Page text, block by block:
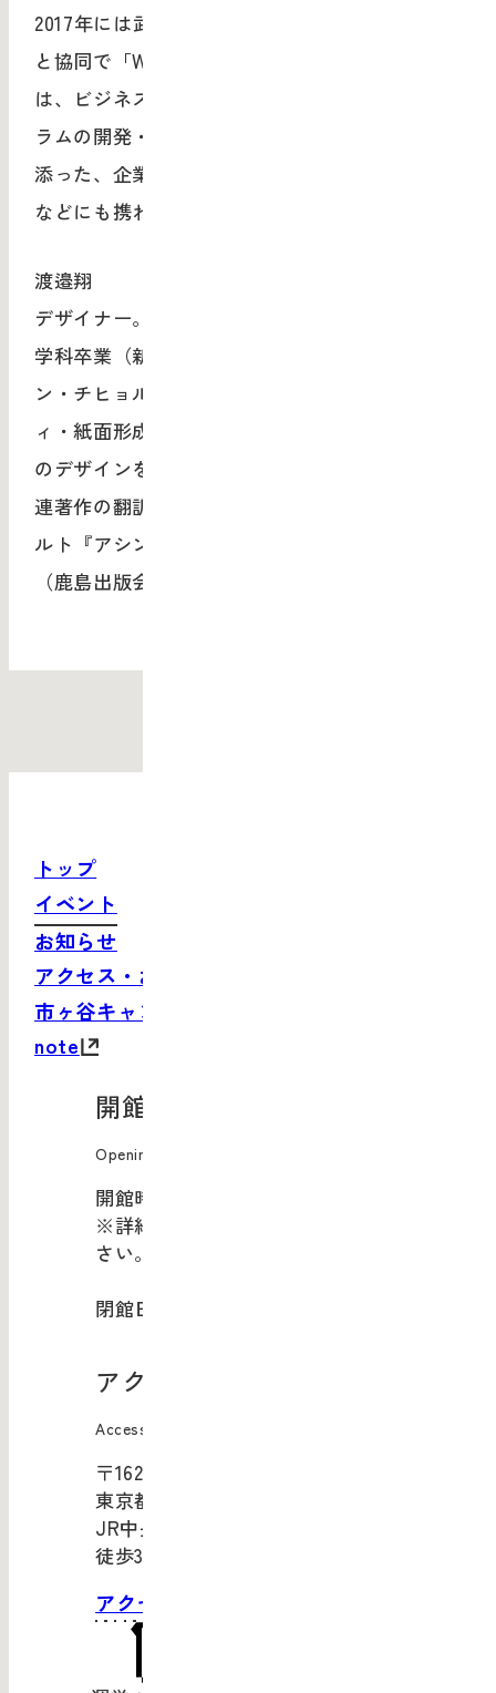
2017年には武蔵野美術大学デザイン・ラウンジ
と協同で「WEデザインスクール」を開校。 近年
は、ビジネスリーダーの感性を育成するプログ
ラムの開発・実施を軸とし、人間や体験に寄り
添った、企業のブランド戦略、コンテンツ開発
などにも携わる。
渡邉翔
デザイナー。武蔵野美術大学 視覚伝達デザイン
学科卒業（新島実ゼミ）。大学在学時より、ヤ
ン・チヒョルトのデザインを軸にタイポグラフ
ィ・紙面形成を研究。書籍を中心とした印刷物
のデザインを手掛ける傍ら、タイポグラフィ関
連著作の翻訳出版活動を行う。訳書に、チヒョ
ルト『アシンメトリック・タイポグラフィ』
（鹿島出版会、2013年）。
トップ
イベント
お知らせ
アクセス・お問い合わせ
市ヶ谷キャンパスサイト
note
開館情報
Opening Information
開館時間：10:00-20:00
※詳細は
さい。
閉館日：年末年始
アクセス
Access
〒162-0843
東京都新宿区市谷田町1-4
JR中央・総武線「市ケ谷」駅より
徒歩3分
アクセス・お問い合わせ